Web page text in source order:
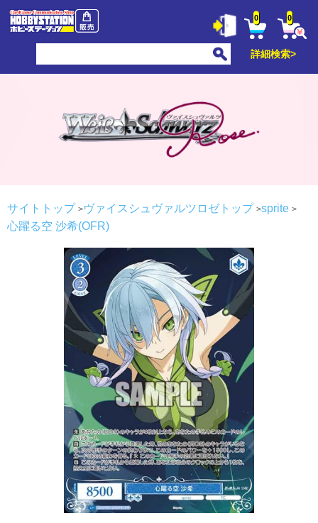
0 0
詳細検索>
サイトトップ ヴァイスシュヴァルツロゼトップ
sprite
心躍る空 沙希(OFR)